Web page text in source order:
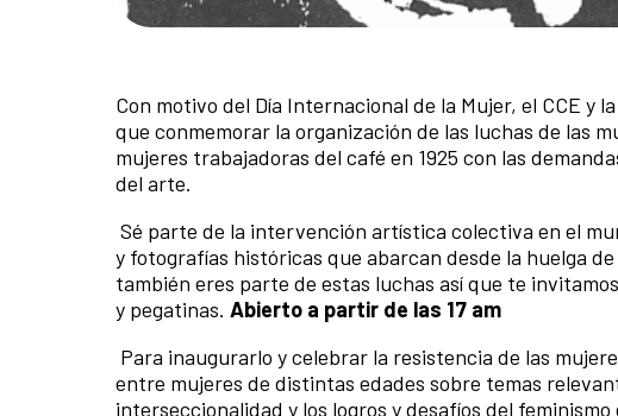
Con motivo del Día Internacional de la Mujer, el CCE y
que conmemorar la organización de las luchas de las
mujeres trabajadoras del café en 1925 con las
del arte.
Sé parte de la intervención artística colectiva en el
y fotografías históricas que abarcan desde la huelga
también eres parte de estas luchas así que te
y pegatinas. Abierto a partir de las 17 am
Para inaugurarlo y celebrar la resistencia de las
entre mujeres de distintas edades sobre temas
interseccionalidad y los logros y desafíos del